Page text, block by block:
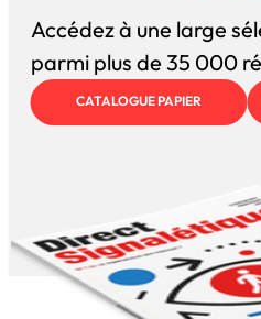
Accédez à une large
parmi plus de 35 000
CATALOGUE PAPIER